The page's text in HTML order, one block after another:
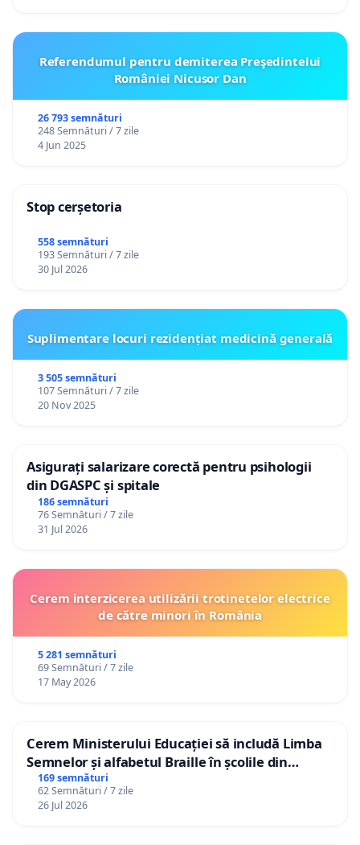
Referendumul pentru demiterea Preşedintelui
României Nicusor Dan
26 793 semnături
248 Semnături / 7 zile
4 Jun 2025
Stop cerșetoria
558 semnături
193 Semnături / 7 zile
30 Jul 2026
Suplimentare locuri rezidențiat medicină generală
3 505 semnături
107 Semnături / 7 zile
20 Nov 2025
Asigurați salarizare corectă pentru psihologii
din DGASPC și spitale
186 semnături
76 Semnături / 7 zile
31 Jul 2026
Cerem interzicerea utilizării trotinetelor electrice
de către minori în România
5 281 semnături
69 Semnături / 7 zile
17 May 2026
Cerem Ministerului Educației să includă Limba
Semnelor și alfabetul Braille în școlile din
Republica Moldova!
169 semnături
62 Semnături / 7 zile
26 Jul 2026